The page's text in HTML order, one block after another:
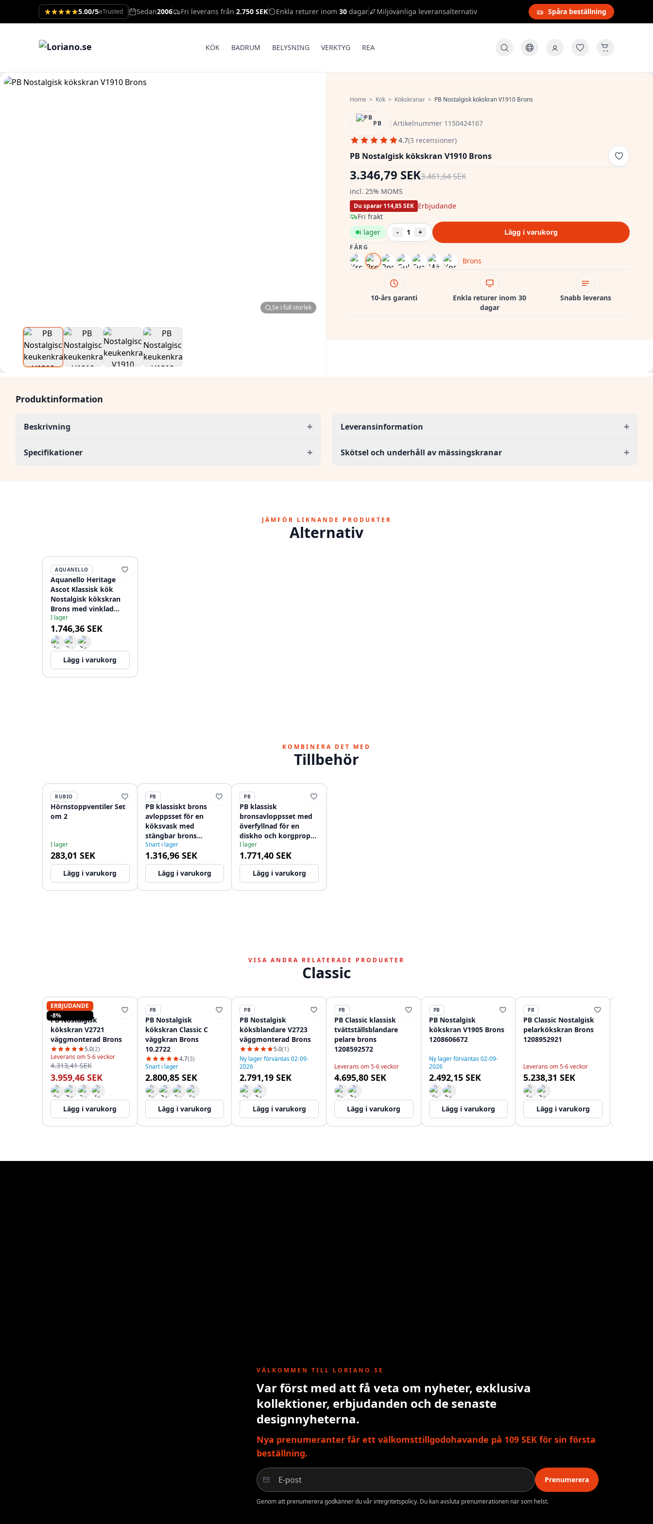
5.00/5eTrusted Sedan2006 Fri leverans från 2.750 SEK Enkla returer inom 30 dagar Miljövänliga leveransalternativ Spåra beställning
KÖK BADRUM BELYSNING VERKTYG REA
Se i full storlek
Home > Kök > Kökskranar > PB Nostalgisk kökskran V1910 Brons
PB | Artikelnummer 1150424167
4.7(3 recensioner)
PB Nostalgisk kökskran V1910 Brons
3.346,79 SEK3.461,64 SEK
incl. 25% MOMS
Du sparar 114,85 SEK Erbjudande
Fri frakt
i lager
- 1 + Lägg i varukorg
FÄRG
Brons
10-års garanti
Enkla returer inom 30
dagar
Snabb leverans
Produktinformation
Beskrivning +
Specifikationer +
Leveransinformation +
Skötsel och underhåll av mässingskranar +
JÄMFÖR LIKNANDE PRODUKTER
Alternativ
AQUANELLO
Aquanello Heritage
Ascot Klassisk kök
Nostalgisk kökskran
Brons med vinklad
utlopp BN-4002-HA
I lager
1.746,36 SEK
Lägg i varukorg
KOMBINERA DET MED
Tillbehör
RUBIO
Hörnstoppventiler Set
om 2
I lager
283,01 SEK
Lägg i varukorg
PB
PB klassiskt brons
avloppsset för en
köksvask med
stängbar brons
korgpropp 1208956475
Snart i lager
1.316,96 SEK
Lägg i varukorg
PB
PB klassisk
bronsavloppsset med
överfyllnad för en
diskho och korgpropp
i brons, låsbar
1208956478
I lager
1.771,40 SEK
Lägg i varukorg
VISA ANDRA RELATERADE PRODUKTER
Classic
ERBJUDANDE
-8%
PB
PB Nostalgisk
kökskran V2721
väggmonterad Brons
5.0(2)
Leverans om 5-6 veckor
4.313,41 SEK
3.959,46 SEK
Lägg i varukorg
PB
PB Nostalgisk
kökskran Classic C
väggkran Brons
10.2722
4.7(3)
Snart i lager
2.800,85 SEK
Lägg i varukorg
PB
PB Nostalgisk
köksblandare V2723
väggmonterad Brons
5.0(1)
Ny lager förväntas 02-09-
2026
2.791,19 SEK
Lägg i varukorg
PB
PB Classic klassisk
tvättställsblandare
pelare brons
1208592572
Leverans om 5-6 veckor
4.695,80 SEK
Lägg i varukorg
PB
PB Nostalgisk
kökskran V1905 Brons
1208606672
Ny lager förväntas 02-09-
2026
2.492,15 SEK
Lägg i varukorg
PB
PB Classic Nostalgisk
pelarkökskran Brons
1208952921
Leverans om 5-6 veckor
5.238,31 SEK
Lägg i varukorg
VÄLKOMMEN TILL LORIANO.SE
Var först med att få veta om nyheter, exklusiva
kollektioner, erbjudanden och de senaste
designnyheterna.
Nya prenumeranter får ett välkomsttillgodohavande på 109 SEK för sin första
beställning.
Prenumerera
Genom att prenumerera godkänner du vår integritetspolicy. Du kan avsluta prenumerationen när som helst.